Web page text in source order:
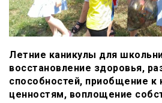
Летние каникулы для
восстановление здоровья,
способностей, приобщение к
ценностям, воплощение